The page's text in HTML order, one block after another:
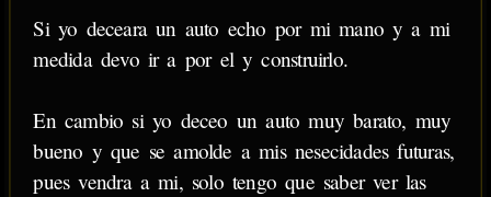
Si yo deceara un auto echo por mi mano y a mi
medida devo ir a por el y construirlo.
En cambio si yo deceo un auto muy barato, muy
bueno y que se amolde a mis nesecidades futuras,
pues vendra a mi, solo tengo que saber ver las